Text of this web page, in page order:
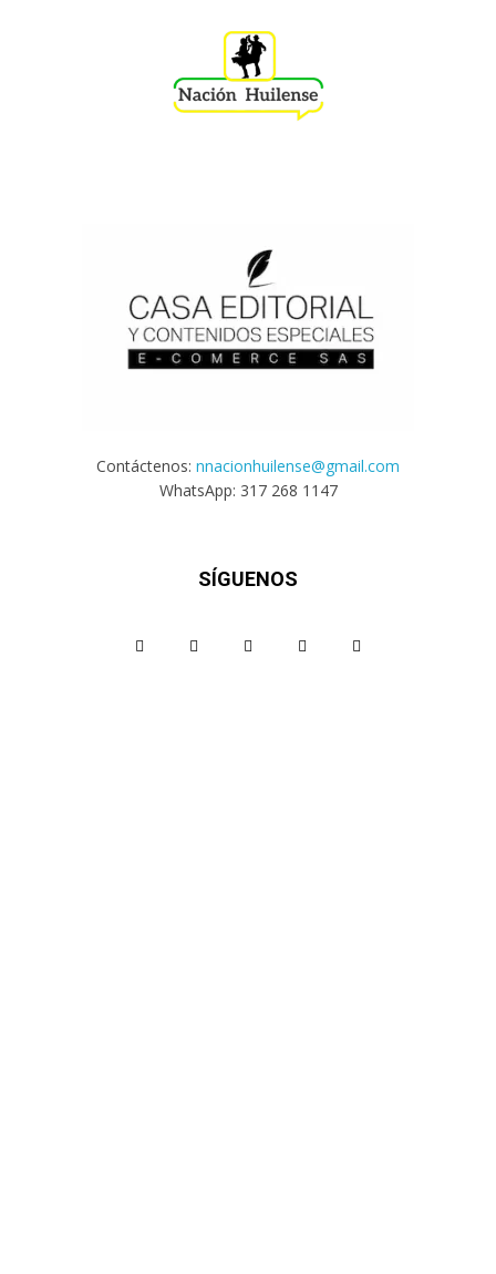
Contáctenos: nnacionhuilense@gmail.com
WhatsApp: 317 268 1147
SÍGUENOS